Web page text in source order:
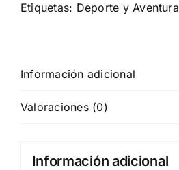
Etiquetas: Deporte y Aventura
Información adicional
Valoraciones (0)
Información adicional